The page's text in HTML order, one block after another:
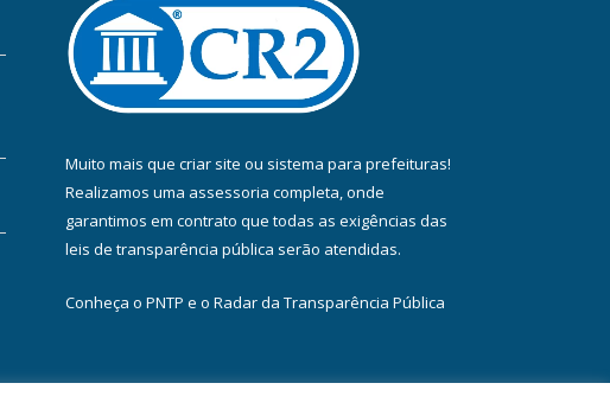
Muito mais que criar site ou sistema para prefeituras!
Realizamos uma assessoria completa, onde
garantimos em contrato que todas as exigências das
leis de transparência pública serão atendidas.
Conheça o PNTP e o Radar da Transparência Pública